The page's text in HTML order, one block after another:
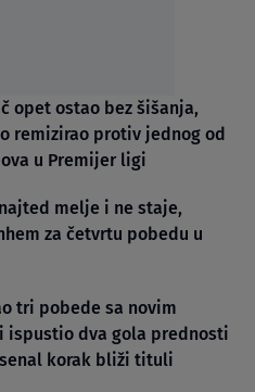
opet ostao bez šišanja,
remizirao protiv jednog od
u Premijer ligi
melje i ne staje,
za četvrtu pobedu u
tri pobede sa novim
ispustio dva gola prednosti
korak bliži tituli